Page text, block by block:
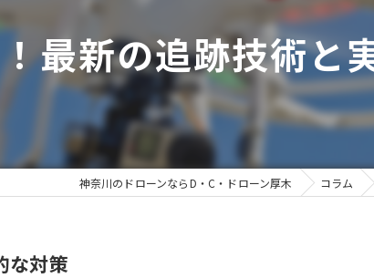
外壁
住宅
損害調
最新の追跡技術と
神奈川のドローンならD・C・ドローン厚木 コラム
な対策